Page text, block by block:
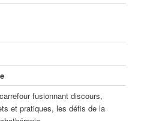
fusionnant discours,
et pratiques, les défis de la